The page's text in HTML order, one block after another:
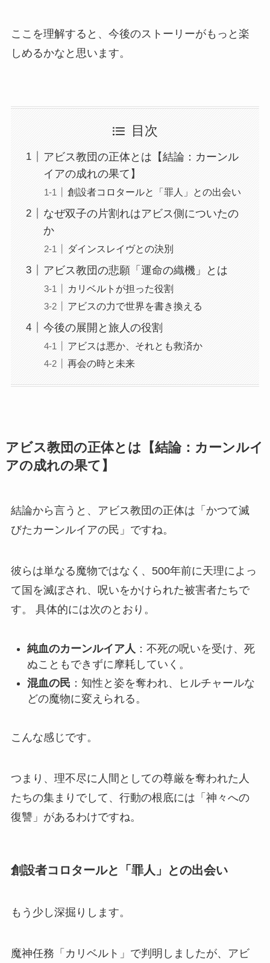
ここを理解すると、今後のストーリーがもっと楽
しめるかなと思います。
目次
アビス教団の正体とは【結論：カーンル
イアの成れの果て】
創設者コロタールと「罪人」との出会い
なぜ双子の片割れはアビス側についたの
か
ダインスレイヴとの決別
アビス教団の悲願「運命の織機」とは
カリベルトが担った役割
アビスの力で世界を書き換える
今後の展開と旅人の役割
アビスは悪か、それとも救済か
再会の時と未来
アビス教団の正体とは【結論：カーンルイ
アの成れの果て】
結論から言うと、アビス教団の正体は「かつて滅
びたカーンルイアの民」ですね。
彼らは単なる魔物ではなく、500年前に天理によっ
て国を滅ぼされ、呪いをかけられた被害者たちで
す。 具体的には次のとおり。
純血のカーンルイア人 ：不死の呪いを受け、死
ぬこともできずに摩耗していく。
混血の民 ：知性と姿を奪われ、ヒルチャールな
どの魔物に変えられる。
こんな感じです。
つまり、理不尽に人間としての尊厳を奪われた人
たちの集まりでして、行動の根底には「神々への
復讐」があるわけですね。
創設者コロタールと「罪人」との出会い
もう少し深掘りします。
魔神任務「カリベルト」で判明しましたが、アビ